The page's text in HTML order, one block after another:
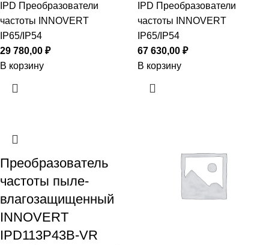
IPD Преобразователи
частоты INNOVERT
IP65/IP54
29 780,00 ₽
В корзину
IPD Преобразователи
частоты INNOVERT
IP65/IP54
67 630,00 ₽
В корзину
Преобразователь
частоты пыле-
влагозащищенный
INNOVERT
IPD113P43B-VR